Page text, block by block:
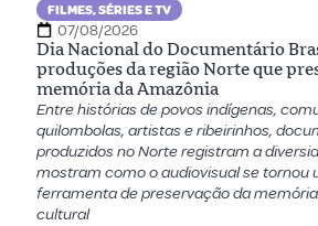
FILMES, SÉRIES E TV
07/08/2026
Dia Nacional do Documentário
produções da região Norte que
memória da Amazônia
Entre histórias de povos indígenas,
quilombolas, artistas e ribeirinhos,
produzidos no Norte registram a
mostram como o audiovisual se tornou
ferramenta de preservação da
cultural